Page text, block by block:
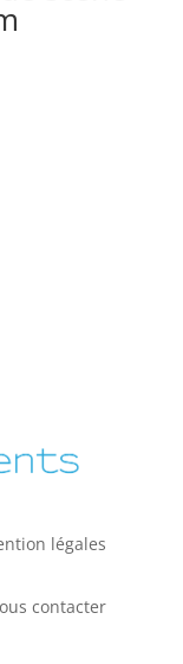
légales
contacter